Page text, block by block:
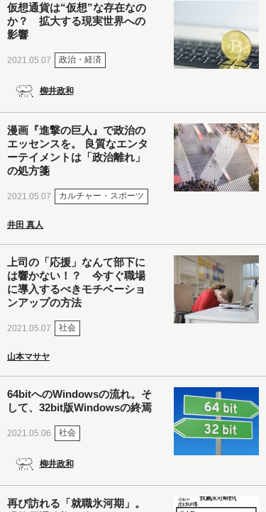
仮想通貨は“仮想”な存在なの
か？ 拡大する現実世界への
影響
2021.05.07 政治・経済
柳井政和
漫画『進撃の巨人』で政治の
エッセンスを。 良質なエンタ
ーテイメントは「政治離れ」
の処方箋
2021.05.07 カルチャー・スポーツ
井田 真人
上司の「応援」なんて部下に
は響かない！？ 今すぐ職場
に導入するべきモチベーショ
ンアップの方法
2021.05.07 社会
山本マサヤ
64bitへのWindowsの流れ。そ
して、32bit版Windowsの終焉
2021.05.06 社会
柳井政和
再び訪れる「就職氷河期」。